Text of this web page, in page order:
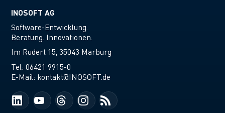
INOSOFT AG
Software-Entwicklung.
Beratung. Innovationen.
Im Rudert 15, 35043 Marburg
Tel:06421 9915-0
E-Mail: kontakt@INOSOFT.de